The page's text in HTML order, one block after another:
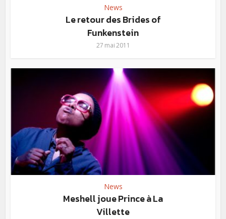
News
Le retour des Brides of
Funkenstein
27 mai 2011
News
Meshell joue Prince à La
Villette